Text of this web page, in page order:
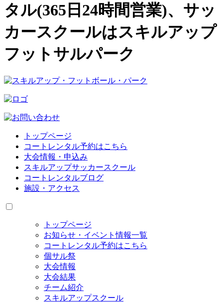
タル(365日24時間営業)、サッ
カースクールはスキルアップ
フットサルパーク
トップページ
コートレンタル予約はこちら
大会情報・申込み
スキルアップサッカースクール
コートレンタルブログ
施設・アクセス
トップページ
お知らせ・イベント情報一覧
コートレンタル予約はこちら
個サル祭
大会情報
大会結果
チーム紹介
スキルアップスクール